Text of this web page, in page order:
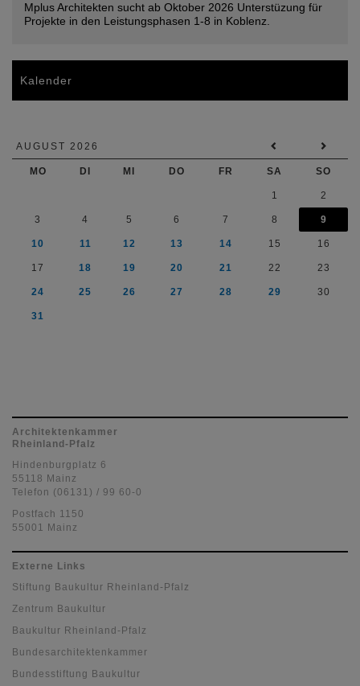
Mplus Architekten sucht ab Oktober 2026 Unterstüzung für
Projekte in den Leistungsphasen 1-8 in Koblenz.
Kalender
AUGUST 2026
MO DI MI DO FR SA SO
1 2
3 4 5 6 7 8 9
10 11 12 13 14 15 16
17 18 19 20 21 22 23
24 25 26 27 28 29 30
31
Architektenkammer
Rheinland-Pfalz
Hindenburgplatz 6
55118 Mainz
Telefon (06131) / 99 60-0
Postfach 1150
55001 Mainz
Externe Links
Stiftung Baukultur Rheinland-Pfalz
Zentrum Baukultur
Baukultur Rheinland-Pfalz
Bundesarchitektenkammer
Bundesstiftung Baukultur